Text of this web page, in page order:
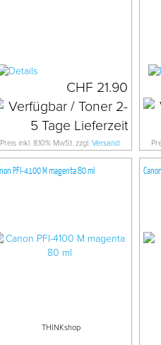
CHF 21.90
Preis inkl. 8.10% MwSt. zzgl.Versand
PFI-4100 M magenta 80 ml
THINKshop